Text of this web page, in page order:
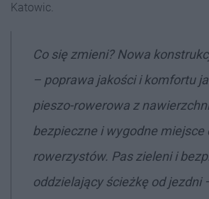
Katowic.
Co się zmieni? Nowa
– poprawa jakości i komfortu
pieszo-rowerowa z
bezpieczne i wygodne miejsce
rowerzystów. Pas zieleni i
oddzielający ścieżkę od jezdni